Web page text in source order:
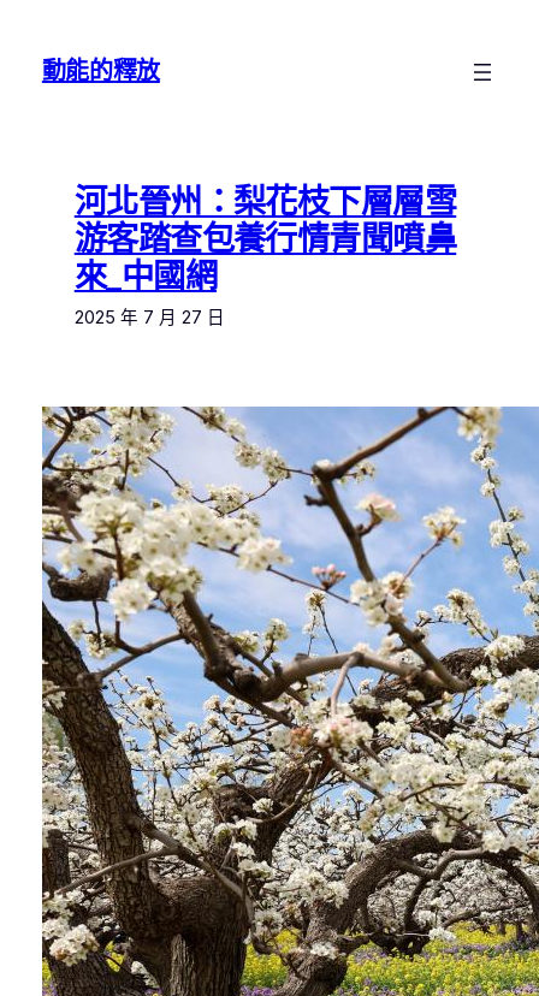
動能的釋放
河北晉州：梨花枝下層層雪
游客踏查包養行情青聞噴鼻
來_中國網
2025 年 7 月 27 日